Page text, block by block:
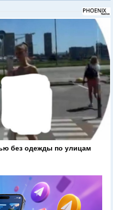
без одежды по улицам